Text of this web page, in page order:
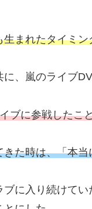
まれたタイミ
、嵐のライブ
ブに参戦したこ
た時は、「本
に入り続けて